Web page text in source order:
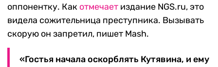
оппонентку. Как отмечает издание NGS.ru, это
видела сожительница преступника. Вызывать
скорую он запретил, пишет Mash.
«Гостья начала оскорблять Кутявина, и ему